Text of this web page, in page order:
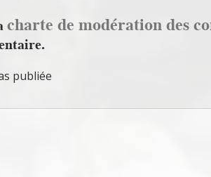
charte de modération des
publiée